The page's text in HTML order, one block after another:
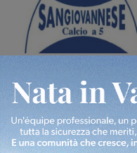
ha scelto la strada della
continuità, appena un
paio i volti nuovi
San Giovanni Valdarno
6 Agosto 2026